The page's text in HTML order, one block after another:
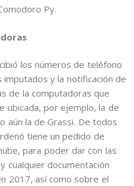
Py.
los números de teléfono
y la notificación de
de la computadoras que
ubicada, por ejemplo, la de
aún la de Grassi. De todos
tiene un pedido de
para poder dar con las
cualquier documentación
2017, así como sobre el